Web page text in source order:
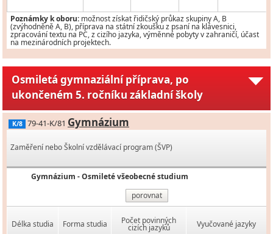
Poznámky k oboru: možnost získat řidičský průkaz skupiny A, B
(zvýhodněně A, B), příprava na státní zkoušku z psaní na klávesnici,
zpracování textu na PC, z cizího jazyka, výměnné pobyty v zahraničí, účast
na mezinárodních projektech.
Osmiletá gymnaziální příprava, po
ukončeném 5. ročníku základní školy
K/8 79-41-K/81 Gymnázium
Zaměření nebo Školní vzdělávací program (ŠVP)
Gymnázium - Osmileté všeobecné studium
porovnat
Délka studia Forma studia Počet povinných
cizích jazyků Vyučované jazyky